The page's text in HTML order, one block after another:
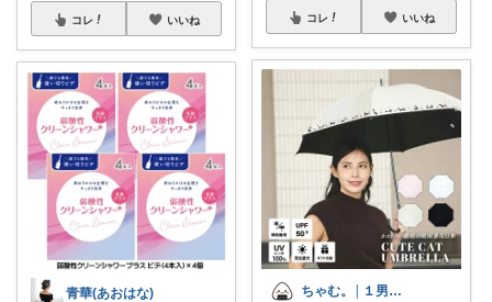
コレ いいね
青華(あおはな)
コレ いいね
ちゃむ。│１男２女＋🐶のふっくらママ